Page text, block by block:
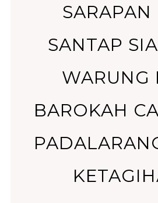
SARAPAN
SANTAP
WARUNG
BAROKAH